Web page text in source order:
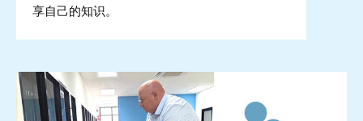
享自己的知识。